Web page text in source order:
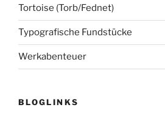
Tortoise (Torb/Fednet)
Typografische Fundstücke
Werkabenteuer
BLOGLINKS